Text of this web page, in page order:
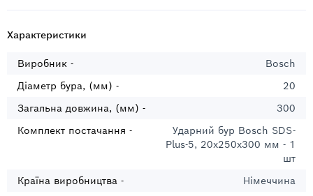
Характеристики
Виробник -
Bosch
Діаметр бура, (мм) -
20
Загальна довжина, (мм) -
300
Комплект постачання -
Ударний бур Bosch SDS-
Plus-5, 20х250х300 мм - 1
шт
Країна виробництва -
Німеччина